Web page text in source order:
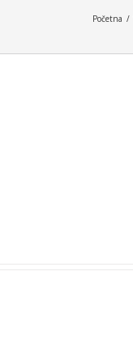
Početna /